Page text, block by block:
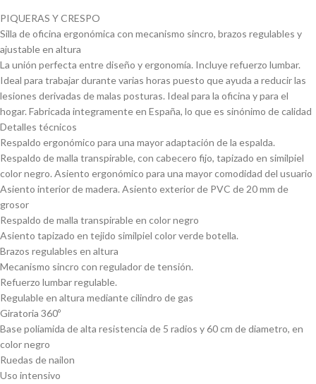
PIQUERAS Y CRESPO
Silla de oficina ergonómica con mecanismo sincro, brazos regulables y
ajustable en altura
La unión perfecta entre diseño y ergonomía. Incluye refuerzo lumbar.
Ideal para trabajar durante varias horas puesto que ayuda a reducir las
lesiones derivadas de malas posturas. Ideal para la oficina y para el
hogar. Fabricada integramente en España, lo que es sinónimo de calidad
Detalles técnicos
Respaldo ergonómico para una mayor adaptación de la espalda.
Respaldo de malla transpirable, con cabecero fijo, tapizado en similpiel
color negro. Asiento ergonómico para una mayor comodidad del usuario
Asiento interior de madera. Asiento exterior de PVC de 20 mm de
grosor
Respaldo de malla transpirable en color negro
Asiento tapizado en tejido similpiel color verde botella.
Brazos regulables en altura
Mecanismo sincro con regulador de tensión.
Refuerzo lumbar regulable.
Regulable en altura mediante cilindro de gas
Giratoria 360º
Base poliamida de alta resistencia de 5 radios y 60 cm de diametro, en
color negro
Ruedas de nailon
Uso intensivo